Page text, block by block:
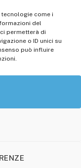
come i
del
permetterà di
o ID unici su
può influire